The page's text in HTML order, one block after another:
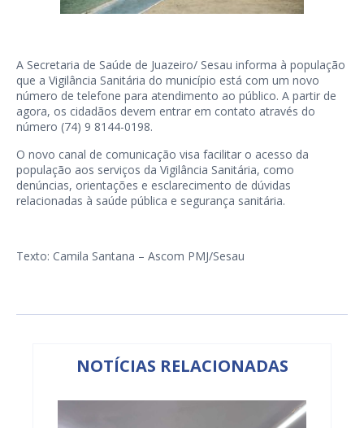
A Secretaria de Saúde de Juazeiro/ Sesau informa à população
que a Vigilância Sanitária do município está com um novo
número de telefone para atendimento ao público. A partir de
agora, os cidadãos devem entrar em contato através do
número (74) 9 8144-0198.
O novo canal de comunicação visa facilitar o acesso da
população aos serviços da Vigilância Sanitária, como
denúncias, orientações e esclarecimento de dúvidas
relacionadas à saúde pública e segurança sanitária.
Texto: Camila Santana – Ascom PMJ/Sesau
NOTÍCIAS RELACIONADAS